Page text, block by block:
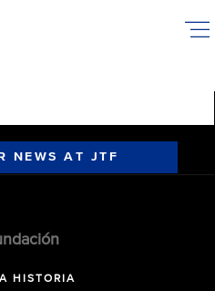
NEWS AT JTF
HISTORIA